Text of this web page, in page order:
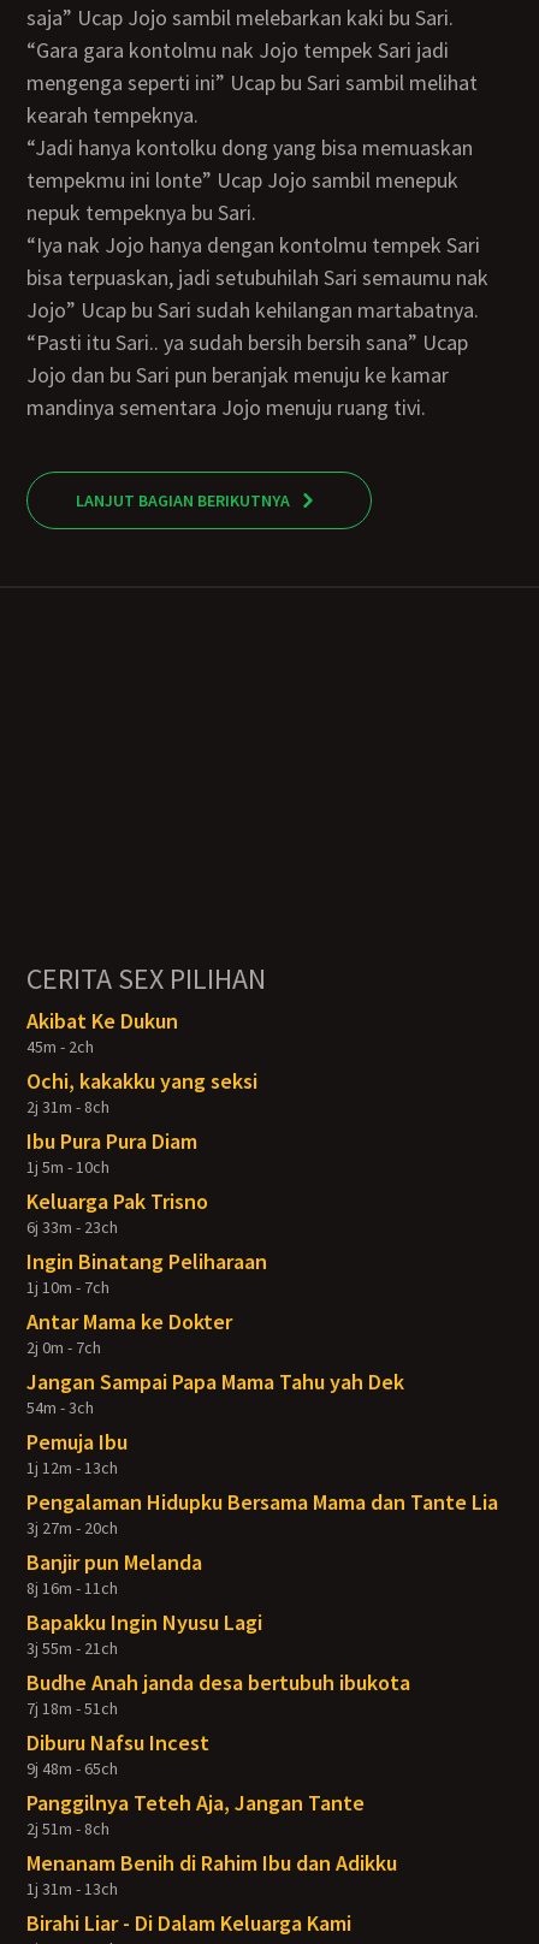
saja” Ucap Jojo sambil melebarkan kaki bu Sari.
“Gara gara kontolmu nak Jojo tempek Sari jadi
mengenga seperti ini” Ucap bu Sari sambil melihat
kearah tempeknya.
“Jadi hanya kontolku dong yang bisa memuaskan
tempekmu ini lonte” Ucap Jojo sambil menepuk
nepuk tempeknya bu Sari.
“Iya nak Jojo hanya dengan kontolmu tempek Sari
bisa terpuaskan, jadi setubuhilah Sari semaumu nak
Jojo” Ucap bu Sari sudah kehilangan martabatnya.
“Pasti itu Sari.. ya sudah bersih bersih sana” Ucap
Jojo dan bu Sari pun beranjak menuju ke kamar
mandinya sementara Jojo menuju ruang tivi.
LANJUT BAGIAN BERIKUTNYA
CERITA SEX PILIHAN
Akibat Ke Dukun
45m - 2ch
Ochi, kakakku yang seksi
2j 31m - 8ch
Ibu Pura Pura Diam
1j 5m - 10ch
Keluarga Pak Trisno
6j 33m - 23ch
Ingin Binatang Peliharaan
1j 10m - 7ch
Antar Mama ke Dokter
2j 0m - 7ch
Jangan Sampai Papa Mama Tahu yah Dek
54m - 3ch
Pemuja Ibu
1j 12m - 13ch
Pengalaman Hidupku Bersama Mama dan Tante Lia
3j 27m - 20ch
Banjir pun Melanda
8j 16m - 11ch
Bapakku Ingin Nyusu Lagi
3j 55m - 21ch
Budhe Anah janda desa bertubuh ibukota
7j 18m - 51ch
Diburu Nafsu Incest
9j 48m - 65ch
Panggilnya Teteh Aja, Jangan Tante
2j 51m - 8ch
Menanam Benih di Rahim Ibu dan Adikku
1j 31m - 13ch
Birahi Liar - Di Dalam Keluarga Kami